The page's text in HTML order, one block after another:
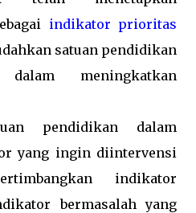
indikator prioritas
satuan pendidikan
meningkatkan
pendidikan dalam
yang ingin diintervensi
indikator
bermasalah yang